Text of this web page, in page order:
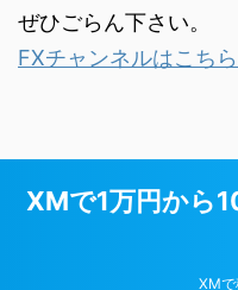
ぜひごらん下さい。
FXチャンネルはこち
XMで1万円から
XMで